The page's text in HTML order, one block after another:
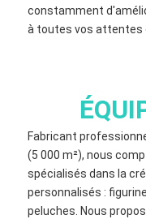
constamment
à toutes vos attentes
Fabricant
(5 000 m²), nous
spécialisés dans la
personnalisés :
peluches. Nous